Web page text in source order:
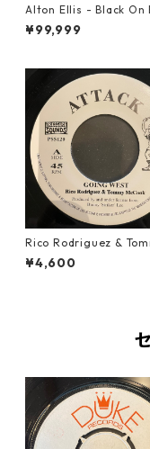
Alton Ellis - Black On
【7-21982】
¥99,999
Rico Rodriguez &
Cook - Going West【7-
3】
¥4,600